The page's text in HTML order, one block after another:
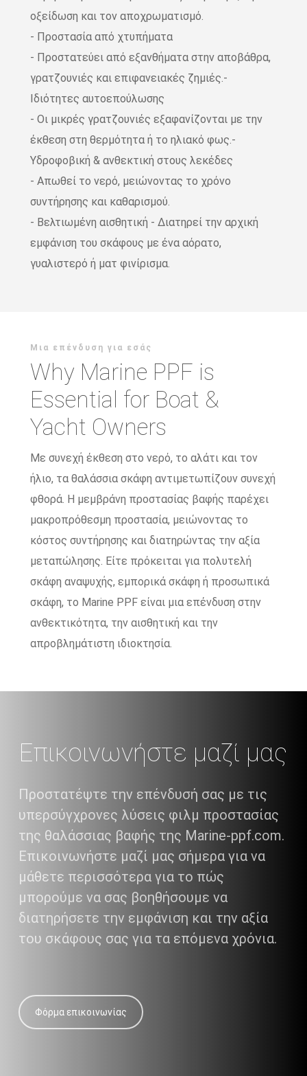
οξείδωση και τον αποχρωματισμό.
- Προστασία από χτυπήματα
- Προστατεύει από εξανθήματα στην αποβάθρα,
γρατζουνιές και επιφανειακές ζημιές.-
Ιδιότητες αυτοεπούλωσης
- Οι μικρές γρατζουνιές εξαφανίζονται με την
έκθεση στη θερμότητα ή το ηλιακό φως.-
Υδροφοβική & ανθεκτική στους λεκέδες
- Απωθεί το νερό, μειώνοντας το χρόνο
συντήρησης και καθαρισμού.
- Βελτιωμένη αισθητική - Διατηρεί την αρχική
εμφάνιση του σκάφους με ένα αόρατο,
γυαλιστερό ή ματ φινίρισμα.
Μια επένδυση για εσάς
Why Marine PPF is
Essential for Boat &
Yacht Owners
Με συνεχή έκθεση στο νερό, το αλάτι και τον
ήλιο, τα θαλάσσια σκάφη αντιμετωπίζουν συνεχή
φθορά. Η μεμβράνη προστασίας βαφής παρέχει
μακροπρόθεσμη προστασία, μειώνοντας το
κόστος συντήρησης και διατηρώντας την αξία
μεταπώλησης. Είτε πρόκειται για πολυτελή
σκάφη αναψυχής, εμπορικά σκάφη ή προσωπικά
σκάφη, το Marine PPF είναι μια επένδυση στην
ανθεκτικότητα, την αισθητική και την
απροβλημάτιστη ιδιοκτησία.
Επικοινωνήστε μαζί μας
Προστατέψτε την επένδυσή σας με τις
υπερσύγχρονες λύσεις φιλμ προστασίας
της θαλάσσιας βαφής της Marine-ppf.com.
Επικοινωνήστε μαζί μας σήμερα για να
μάθετε περισσότερα για το πώς
μπορούμε να σας βοηθήσουμε να
διατηρήσετε την εμφάνιση και την αξία
του σκάφους σας για τα επόμενα χρόνια.
Φόρμα επικοινωνίας